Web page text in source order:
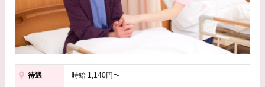
待遇 時給 1,140円〜